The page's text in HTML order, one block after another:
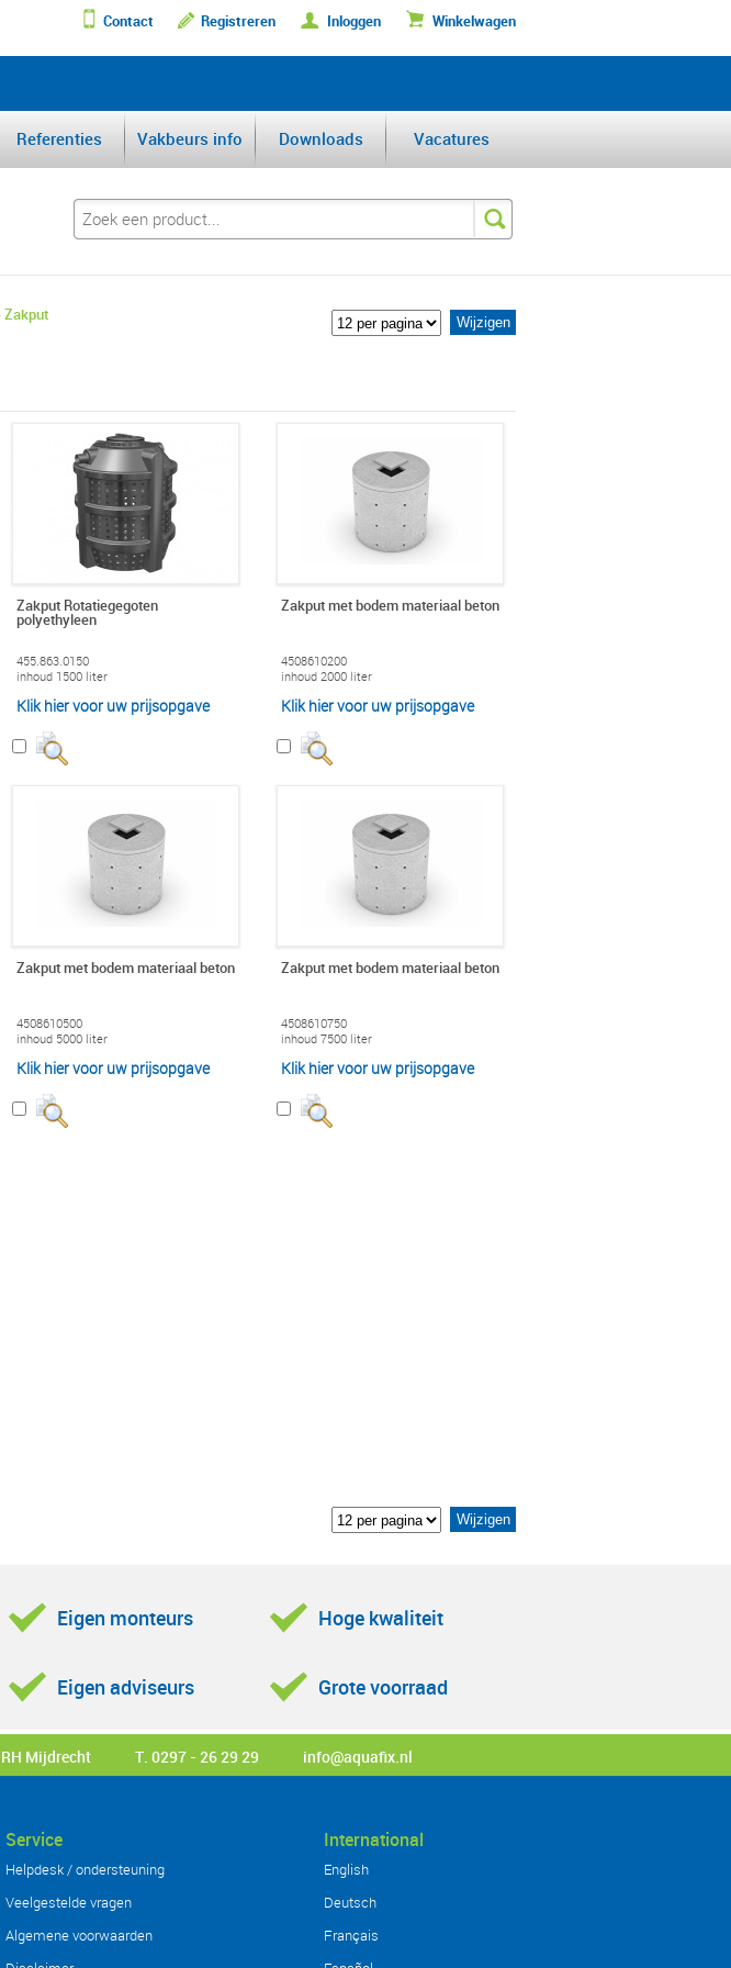
Contact Registreren Inloggen Winkelwagen
DE GROOTSTE AFSCHEIDERFABRIKANT VAN DE BENELUX
Referenties Vakbeurs info Downloads Vacatures
Zakput
Zakput Rotatiegegoten
polyethyleen
455.863.0150
inhoud 1500 liter
Klik hier voor uw prijsopgave
Zakput met bodem materiaal beton
4508610200
inhoud 2000 liter
Klik hier voor uw prijsopgave
Zakput met bodem materiaal beton
4508610500
inhoud 5000 liter
Klik hier voor uw prijsopgave
Zakput met bodem materiaal beton
4508610750
inhoud 7500 liter
Klik hier voor uw prijsopgave
Eigen monteurs Hoge kwaliteit
Eigen adviseurs Grote voorraad
Mijdrecht T. 0297 - 26 29 29 info@aquafix.nl
Service
Helpdesk / ondersteuning
Veelgestelde vragen
Algemene voorwaarden
International
English
Deutsch
Français